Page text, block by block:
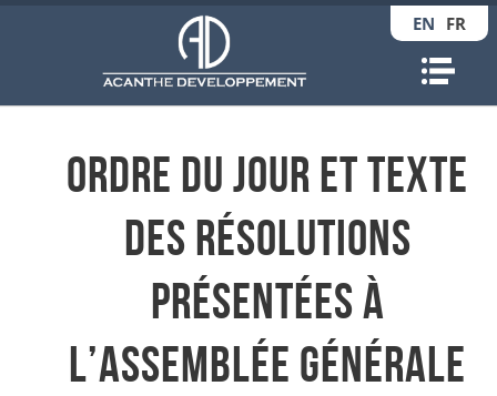
EN FR
Ordre du jour et texte
des résolutions
présentées à
l’Assemblée Générale